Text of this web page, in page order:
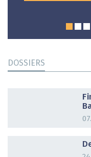
DOSSIERS